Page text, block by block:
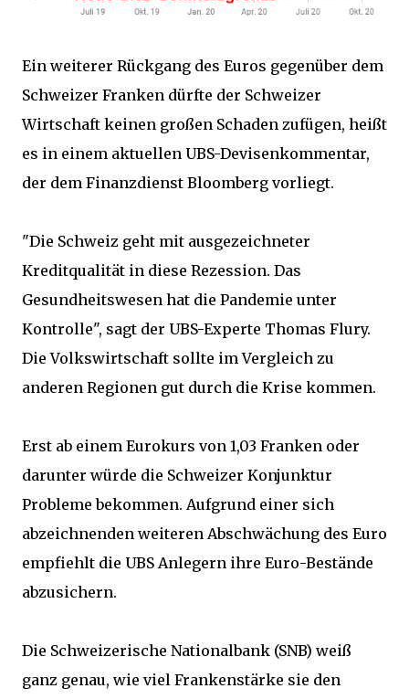
Ein weiterer Rückgang des Euros gegenüber dem
Schweizer Franken dürfte der Schweizer
Wirtschaft keinen großen Schaden zufügen, heißt
es in einem aktuellen UBS-Devisenkommentar,
der dem Finanzdienst Bloomberg vorliegt.
"Die Schweiz geht mit ausgezeichneter
Kreditqualität in diese Rezession. Das
Gesundheitswesen hat die Pandemie unter
Kontrolle", sagt der UBS-Experte Thomas Flury.
Die Volkswirtschaft sollte im Vergleich zu
anderen Regionen gut durch die Krise kommen.
Erst ab einem Eurokurs von 1,03 Franken oder
darunter würde die Schweizer Konjunktur
Probleme bekommen. Aufgrund einer sich
abzeichnenden weiteren Abschwächung des Euro
empfiehlt die UBS Anlegern ihre Euro-Bestände
abzusichern.
Die Schweizerische Nationalbank (SNB) weiß
ganz genau, wie viel Frankenstärke sie den